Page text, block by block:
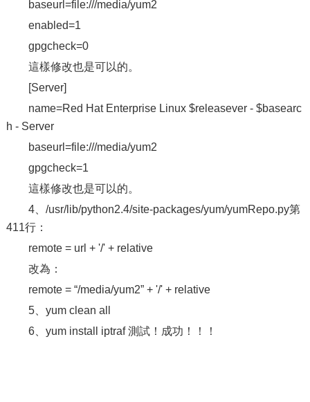
baseurl=file:///media/yum2
enabled=1
gpgcheck=0
這樣修改也是可以的。
[Server]
name=Red Hat Enterprise Linux $releasever - $basearc
h - Server
baseurl=file:///media/yum2
gpgcheck=1
這樣修改也是可以的。
4、/usr/lib/python2.4/site-packages/yum/yumRepo.py第
411行：
remote = url + '/' + relative
改為：
remote = “/media/yum2” + '/' + relative
5、yum clean all
6、yum install iptraf 測試！成功！！！